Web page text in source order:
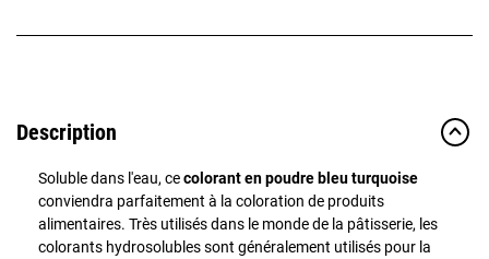
Description
Soluble dans l'eau, cecolorant en poudre bleu turquoise
conviendra parfaitement à la coloration de produits
alimentaires. Très utilisés dans le monde de la pâtisserie, les
colorants hydrosolubles sont généralement utilisés pour la